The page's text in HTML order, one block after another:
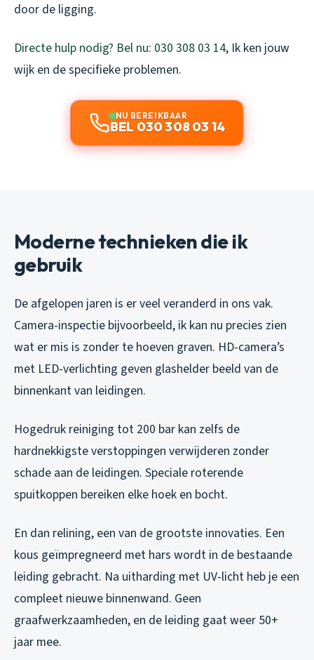
door de ligging.
Directe hulp nodig? Bel nu: 030 308 03 14, Ik ken jouw
wijk en de specifieke problemen.
NU BEREIKBAAR
BEL 030 308 03 14
Moderne technieken die ik
gebruik
De afgelopen jaren is er veel veranderd in ons vak.
Camera-inspectie bijvoorbeeld, ik kan nu precies zien
wat er mis is zonder te hoeven graven. HD-camera’s
met LED-verlichting geven glashelder beeld van de
binnenkant van leidingen.
Hogedruk reiniging tot 200 bar kan zelfs de
hardnekkigste verstoppingen verwijderen zonder
schade aan de leidingen. Speciale roterende
spuitkoppen bereiken elke hoek en bocht.
En dan relining, een van de grootste innovaties. Een
kous geïmpregneerd met hars wordt in de bestaande
leiding gebracht. Na uitharding met UV-licht heb je een
compleet nieuwe binnenwand. Geen
graafwerkzaamheden, en de leiding gaat weer 50+
jaar mee.